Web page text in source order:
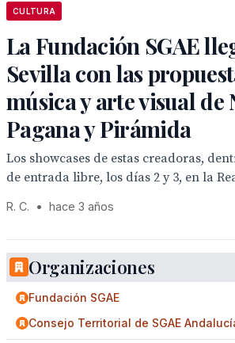
CULTURA
La Fundación SGAE
Sevilla con las
música y arte visual de
Pagana y Pirámida
Los showcases de estas creadoras,
de entrada libre, los días 2 y 3, en la
R. C. • hace 3 años
Organizaciones
Fundación SGAE
Consejo Territorial de SGAE